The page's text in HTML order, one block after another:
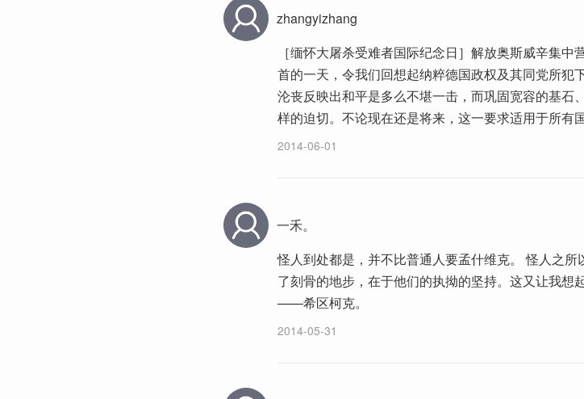
zhangyizhang
［缅怀大屠杀受难者国际纪念日］解放奥斯威辛集
首的一天，令我们回想起纳粹德国政权及其同党所犯
沦丧反映出和平是多么不堪一击，而巩固宽容的基石
样的迫切。不论现在还是将来，这一要求适用于所有国
2014-06-01
一禾。
怪人到处都是，并不比普通人要孟什维克。 怪人之
了刻骨的地步，在于他们的执拗的坚持。这又让我
——希区柯克。
2014-05-31